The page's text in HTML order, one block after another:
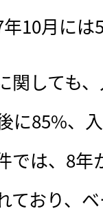
10月に
しても
に85%、
では、8年
ており、